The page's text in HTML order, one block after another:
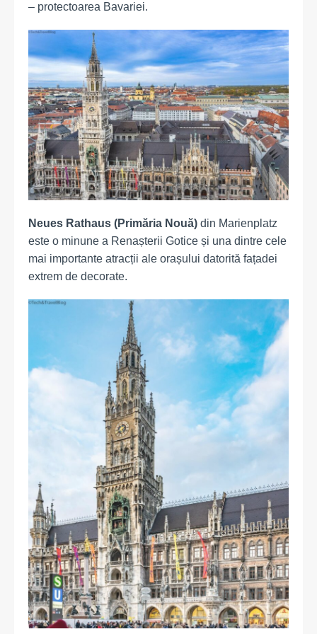
– protectoarea Bavariei.
Neues Rathaus (Primăria Nouă) din Marienplatz
este o minune a Renașterii Gotice și una dintre cele
mai importante atracții ale orașului datorită fațadei
extrem de decorate.